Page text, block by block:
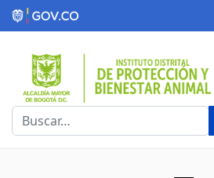
Buscar